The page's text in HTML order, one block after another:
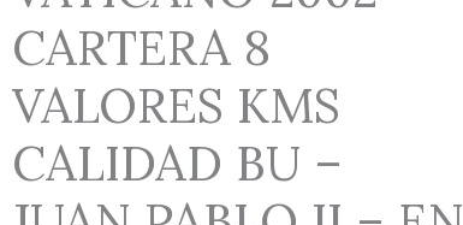
CARTERA 8
VALORES KMS
CALIDAD BU –